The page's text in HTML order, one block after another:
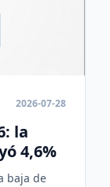
2026-07-28
la
4,6%
baja de